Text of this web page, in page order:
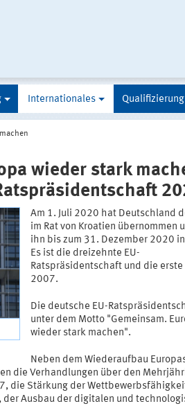
Internationales Qualifizierung
wieder stark
Am 1. Juli 2020 hat Deutschland
im Rat von Kroatien übernommen
ihn bis zum 31. Dezember 2020
Es ist die dreizehnte EU-
Ratspräsidentschaft und die erste
2007.
Die deutsche EU-
unter dem Motto "Gemeinsam.
wieder stark machen".
Neben dem Wiederaufbau
die Verhandlungen über den
die Stärkung der
Ausbau der digitalen und